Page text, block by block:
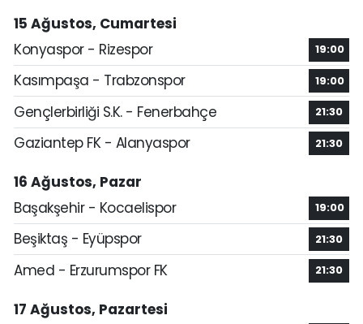
15 Ağustos, Cumartesi
Konyaspor - Rizespor
19:00
Kasımpaşa - Trabzonspor 19:00
Gençlerbirliği S.K. - Fenerbahçe 21:30
Gaziantep FK - Alanyaspor 21:30
16 Ağustos, Pazar
Başakşehir - Kocaelispor
19:00
Beşiktaş - Eyüpspor 21:30
Amed - Erzurumspor FK 21:30
17 Ağustos, Pazartesi